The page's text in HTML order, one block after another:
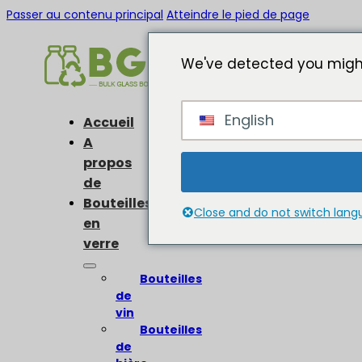
Passer au contenu principal Atteindre le pied de page
Accueil
A
propos
de
Bouteilles
en
verre
Bouteilles
de
vin
Bouteilles
de
We've detected you
English
Close and do not switch